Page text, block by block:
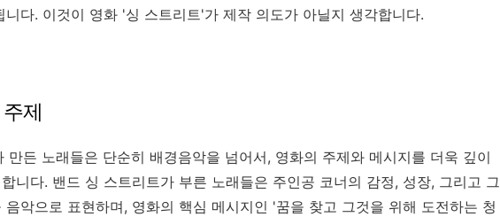
다. 이것이 영화 '싱 스트리트'가 제작 의도가 아닐지 생각합니다.
제
만든 노래들은 단순히 배경음악을 넘어서, 영화의 주제와 메시지를 더욱 깊이
니다. 밴드 싱 스트리트가 부른 노래들은 주인공 코너의 감정, 성장, 그리고 그
악으로 표현하며, 영화의 핵심 메시지인 '꿈을 찾고 그것을 위해 도전하는 청